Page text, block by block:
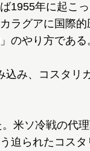
1955年に起こ
ラグアに国際
のやり方である
み、コスタリ
米ソ冷戦の代
迫られたコスタ